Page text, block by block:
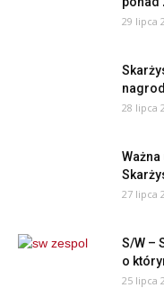
29 lipca
28 lipca
27 lipca
S/W –
o
25 lipca